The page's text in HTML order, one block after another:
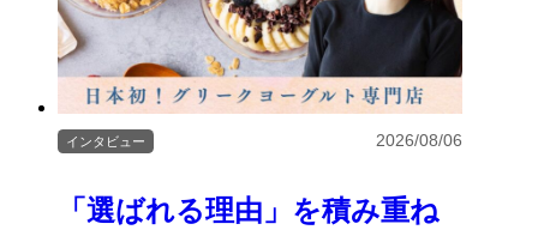
「選ばれる理由」を積み重ね
インタビュー 2026/08/06